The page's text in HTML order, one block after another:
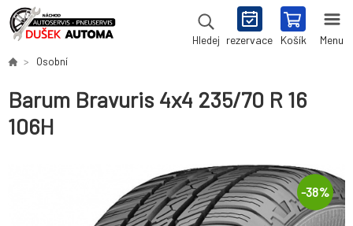
Hledej rezervace Košík Menu
Osobní
Barum Bravuris 4x4 235/70 R 16
106H
-38%